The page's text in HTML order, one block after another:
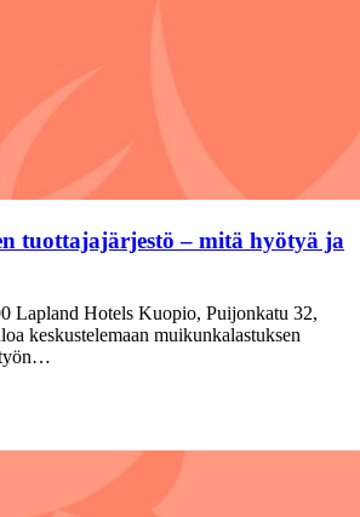
tuottajajärjestö – mitä hyötyä ja
Lapland Hotels Kuopio, Puijonkatu 32,
keskustelemaan muikunkalastuksen